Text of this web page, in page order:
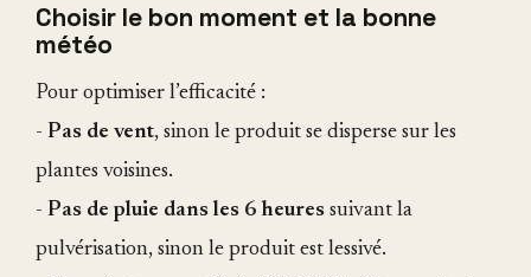
Choisir le bon moment et la bonne
météo
Pour optimiser l’efficacité :
- Pas de vent, sinon le produit se disperse sur les
plantes voisines.
- Pas de pluie dans les 6 heures suivant la
pulvérisation, sinon le produit est lessivé.